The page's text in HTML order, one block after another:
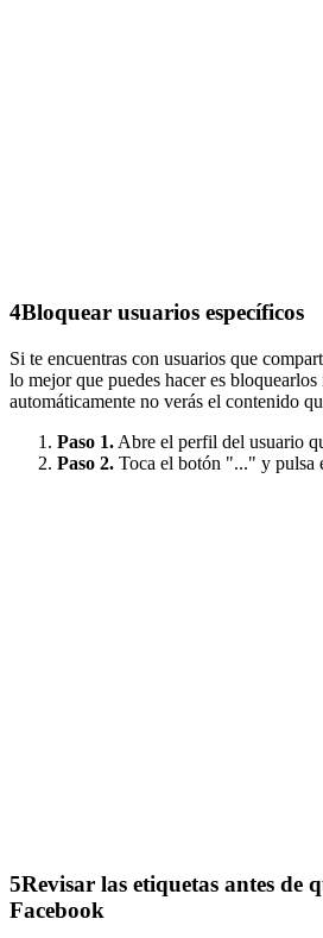
4Bloquear usuarios específicos
Si te encuentras con usuarios que
lo mejor que puedes hacer es
automáticamente no verás el contenido
Paso 1. Abre el perfil del usuario
Paso 2. Toca el botón "..." y pulsa
5Revisar las etiquetas antes de
Facebook